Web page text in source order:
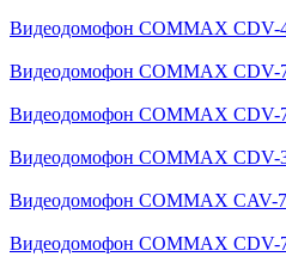
Видеодомофон COMMAX CDV-
Видеодомофон COMMAX CDV-
Видеодомофон COMMAX
Видеодомофон COMMAX CDV-
Видеодомофон COMMAX CAV-
Видеодомофон COMMAX CDV-